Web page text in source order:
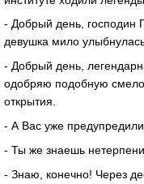
- Добрый день, господин
девушка мило
- Добрый день,
одобряю подобную
открытия.
- А Вас уже
- Ты же знаешь
- Знаю, конечно! Через